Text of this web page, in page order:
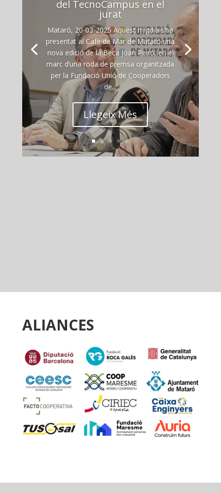
del TecnoCampus en el
jurat
Mataró, 20-03-2025 Aquest migdia s’ha
presentat al Cafè de Mar de Mataró una
nova edició de la Beca Joan Peiró, en el
marc d’una roda de premsa organitzada
per la Fundació Unió de Cooperadors
de...
Llegeix Més
ALIANCES